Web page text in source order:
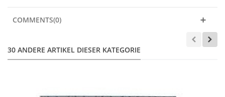
COMMENTS(0)
30 ANDERE ARTIKEL DIESER KATEGORIE